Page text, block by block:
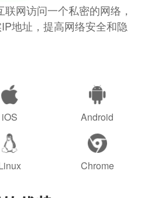
网访问一个私密的网络，
地址，提高网络安全和隐
iOS Android
Chrome